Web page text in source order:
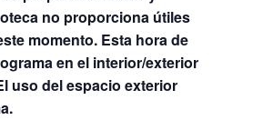
no proporciona útiles
momento. Esta hora de
en el interior/exterior
uso del espacio exterior